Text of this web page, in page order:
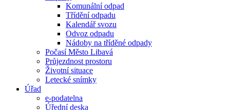
Komunální odpad
Třídění odpadu
Kalendář svozu
Odvoz odpadu
Nádoby na tříděné odpady
Počasí Město Libavá
Průjezdnost prostoru
Životní situace
Letecké snímky
Úřad
e-podatelna
Úřední deska